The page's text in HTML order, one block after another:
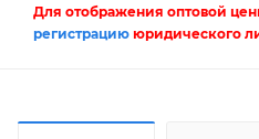
Для отображения оптовой
регистрацию юридического